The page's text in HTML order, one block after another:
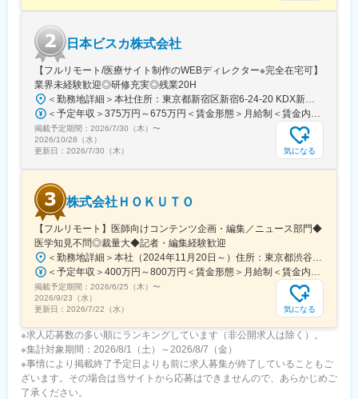
ンライン医局”として多くの医師に活用されています。
コミュニティを通じて、医師は他の専門領域の知見を得たり、診
療の選択肢を広げたりすることができ、結果的に患者さんにより
良い医療を届けることにつながっています。単なる情報共有にと
どまらず、医師同士の相互支援を通じて臨床力とモチベーション
を高める仕組みを提供している点が、当社サービスの大きな強み
となっています。
日本ビスカ株式会社
【フルリモート/医療サイト制作のWEBディレクター※完全在宅可】
業界未経験歓迎◎研修充実◎残業20H
＜勤務地詳細＞本社住所：東京都新宿区新宿6-24-20 KDX新宿6丁目ビル10F勤務地最寄駅：都営大江戸線、東京メトロ副都心線／東新宿駅受動喫煙対策：屋内全面禁煙変更の範囲：会社の定める事業所（リモートワーク含む）
＜予定年収＞375万円～675万円＜賃金形態＞月給制＜賃金内訳＞月額（基本給）：250,000円～450,000円＜月給＞250,000円～450,000円＜昇給有無＞有＜残業手当＞有＜給与補足＞■賞与：年2回※25年度実績4.08ヶ月分■昇給：年1回賃金はあくまでも目安の金額であり、選考を通じて上下する可能性があります。月給(月額)は固定手当を含めた表記です。
掲載予定期間： 2026/7/30（木） 〜
2026/10/28（水）
更新日： 2026/7/30（木） 気になる
株式会社ＨＯＫＵＴＯ
【フルリモート】医師向けコンテンツ企画・編集／ニュース部門◆
医学知見不問◎裁量大◆記者・編集経験歓迎
＜勤務地詳細＞本社（2024年11月20日～）住所：東京都渋谷区渋谷一丁目12番2 クロスオフィス渋谷311受動喫煙対策：屋内全面禁煙変更の範囲：会社の定める事業所（リモートワーク含む）
＜予定年収＞400万円～800万円＜賃金形態＞月給制＜賃金内訳＞月額（基本給）：241,565円～483,130円固定残業手当/月：91,768円～183,536円（固定残業時間45時間0分/月）超過した時間外労働の残業手当は追加支給＜月給＞333,333円～666,666円（一律手当を含む）＜昇給有無＞有＜残業手当＞有＜給与補足＞※実績やご経験、スキルを考慮し、当社規定に基づいて決定します。賃金はあくまでも目安の金額であり、選考を通じて上下する可能性があります。月給(月額)は固定手当を含めた表記です。
掲載予定期間： 2026/6/25（木） 〜
2026/9/23（水）
更新日： 2026/7/22（水） 気になる
※求人応募数の多い順にランキングしています（非公開求人は除く）。
※集計対象期間：2026/8/1（土）～2026/8/7（金）
※事情により掲載終了予定日よりも前に求人募集が終了していることもご
ざいます。その場合は当サイトから応募はできませんので、あらかじめご
了承ください。